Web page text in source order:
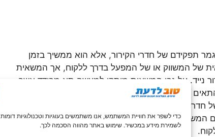
כדי לשפר את חוויית המשתמש, אנו משתמשים בעוגיות וטכנולוגיות דומות
לשמירת מידע במכשיר. שימוש באתר מהווה הסכמה לכך.
תפקידם של חדרי הקירור, אלא הוא ממשיך בזמן
של המשווק או של המפעל בדרך ללקוח, אך המשאית
נייד. על גבי המשאית מותקן למעשה תא מבודד אשר
את הטמפרטורה על פי התקן של המוצר מתא הנהג
הקירור הוא קריטי שכן לעיתים משאית יכולה להיות
המשאית עומדת בשמש זמן רב והמוצר עלול להתקלקל